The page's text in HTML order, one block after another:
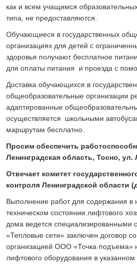
как и всем учащимся
типа, не предоставляются.
Обучающиеся в государственных
организациях для детей с
здоровья получают бесплатное
для оплаты питания и проезда с
Доставка обучающихся в
общеобразовательные организации
адаптированные
осуществляется школьными
маршрутам бесплатно.
Просим обеспечить
Ленинградская область, Тосно, ул.
Отвечает комитет
контроля Ленинградской области
Выполнение работ для содержания
техническом состоянии лифтового
дома ведется специализированными
«Тепловые сети» заключен договор
организацией ООО «Точка подъема»
лифтового оборудования в